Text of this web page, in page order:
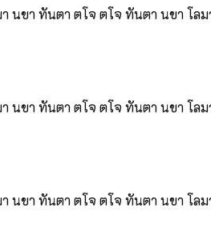
า นขา ทันตา ตโจ ตโจ ทันตา นขา โลม
า นขา ทันตา ตโจ ตโจ ทันตา นขา โลม
า นขา ทันตา ตโจ ตโจ ทันตา นขา โลม